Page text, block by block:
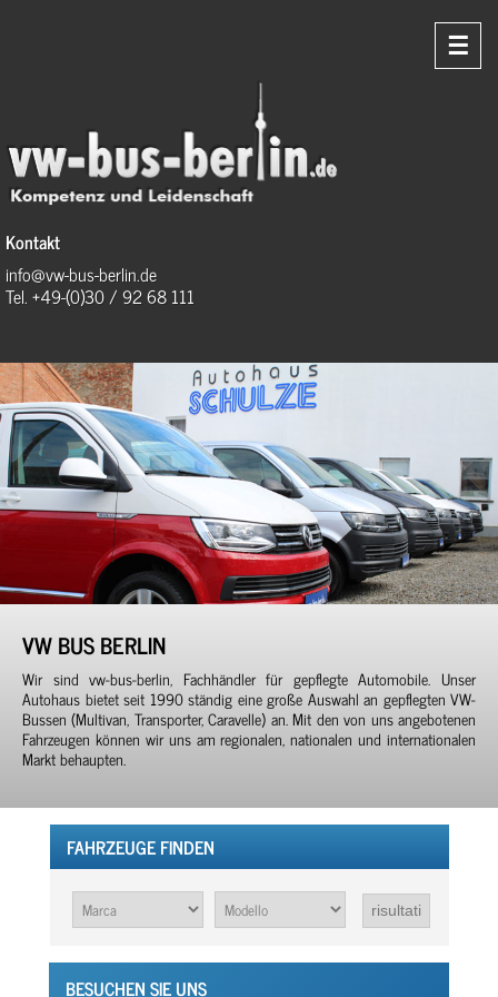
☰
Kontakt
info@vw-bus-berlin.de
Tel. +49-(0)30 / 92 68 111
VW BUS BERLIN
Wir sind vw-bus-berlin, Fachhändler für gepflegte Automobile. Unser
Autohaus bietet seit 1990 ständig eine große Auswahl an gepflegten VW-
Bussen (Multivan, Transporter, Caravelle) an. Mit den von uns angebotenen
Fahrzeugen können wir uns am regionalen, nationalen und internationalen
Markt behaupten.
FAHRZEUGE FINDEN
BESUCHEN SIE UNS